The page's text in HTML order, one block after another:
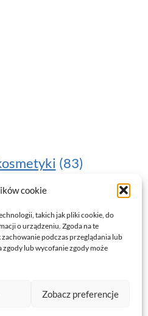
cookie
takich jak pliki cookie, do
o urządzeniu. Zgoda na te
podczas przeglądania lub
lub wycofanie zgody może
Zobacz preferencje
(83)
skóry (22)
dłoni (14)
C (24)
i RODO